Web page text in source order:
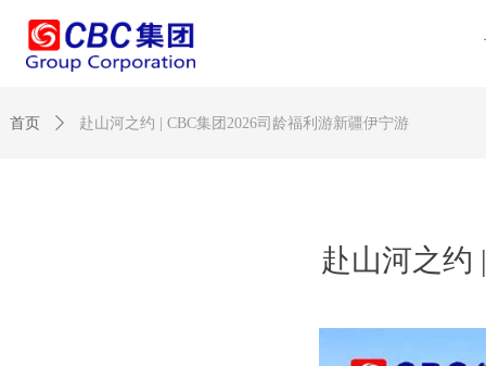
赴山河之约
首页 ꄲ 赴山河之约 | CBC集团2026司龄福利游新疆伊宁游